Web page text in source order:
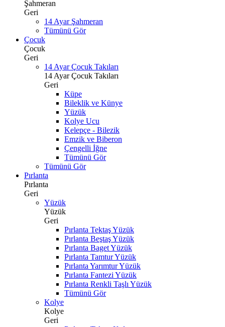
Şahmeran
Geri
14 Ayar Şahmeran
Tümünü Gör
Çocuk
Çocuk
Geri
14 Ayar Çocuk Takıları
14 Ayar Çocuk Takıları
Geri
Küpe
Bileklik ve Künye
Yüzük
Kolye Ucu
Kelepçe - Bilezik
Emzik ve Biberon
Çengelli İğne
Tümünü Gör
Tümünü Gör
Pırlanta
Pırlanta
Geri
Yüzük
Yüzük
Geri
Pırlanta Tektaş Yüzük
Pırlanta Beştaş Yüzük
Pırlanta Baget Yüzük
Pırlanta Tamtur Yüzük
Pırlanta Yarımtur Yüzük
Pırlanta Fantezi Yüzük
Pırlanta Renkli Taşlı Yüzük
Tümünü Gör
Kolye
Kolye
Geri